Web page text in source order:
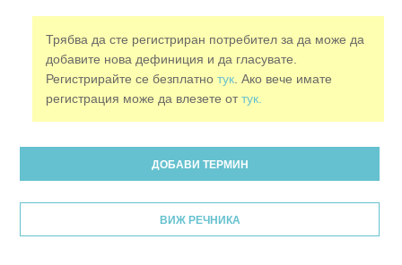
Трябва да сте регистриран потребител за да може да
добавите нова дефиниция и да гласувате.
Регистрирайте се безплатнотук . Ако вече имате
регистрация може да влезете оттук.
ДОБАВИ ТЕРМИН
ВИЖ РЕЧНИКА